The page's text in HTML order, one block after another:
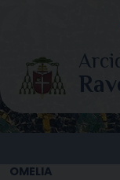
content
OMELIA